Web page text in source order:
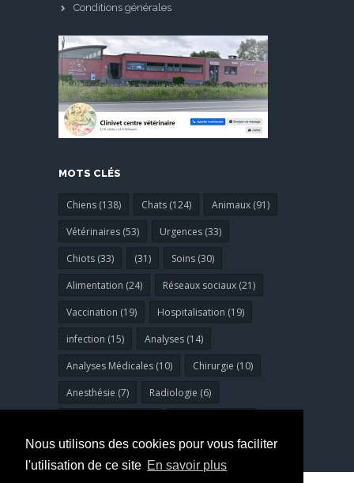
Nous utilisons des cookies pour vous faciliter
l'utilisation de ce site En savoir plus
Conditions générales
MOTS CLÉS
Chiens (138) Chats (124)
Animaux (91)
Vétérinaires (53)
Urgences (33)
Chiots (33)
(31)
Soins (30)
Alimentation (24)
Réseaux sociaux (21)
Vaccination (19)
Hospitalisation (19)
infection (15)
Analyses (14)
Analyses Médicales (10)
Chirurgie (10)
Anesthésie (7)
Radiologie (6)